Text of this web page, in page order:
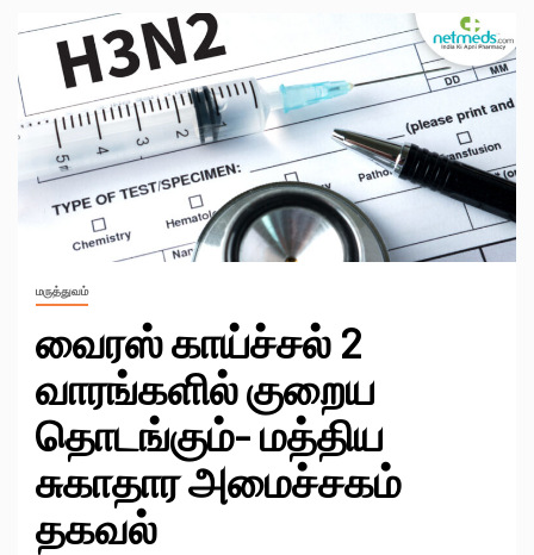
மருத்துவம்
வைரஸ் காய்ச்சல் 2
வாரங்களில் குறைய
தொடங்கும்- மத்திய
சுகாதார அமைச்சகம்
தகவல்